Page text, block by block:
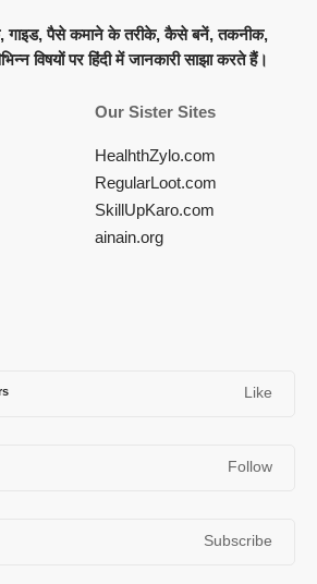
विषयों पर हिंदी में जानकारी साझा करते हैं।
Our Sister Sites
HealhthZylo.com
RegularLoot.com
SkillUpKaro.com
ainain.org
Like
Follow
Subscribe